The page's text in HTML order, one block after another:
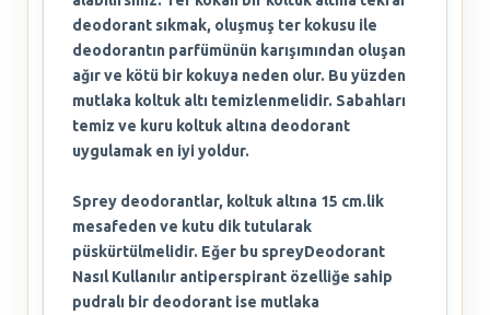
deodorant sıkmak, oluşmuş ter kokusu ile
deodorantın parfümünün karışımından oluşan
ağır ve kötü bir kokuya neden olur. Bu yüzden
mutlaka koltuk altı temizlenmelidir. Sabahları
temiz ve kuru koltuk altına deodorant
uygulamak en iyi yoldur.
Sprey deodorantlar, koltuk altına 15 cm.lik
mesafeden ve kutu dik tutularak
püskürtülmelidir. Eğer bu spreyDeodorant
Nasıl Kullanılır antiperspirant özelliğe sahip
pudralı bir deodorant ise mutlaka